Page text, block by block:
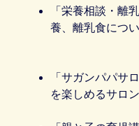
「栄養相談・離
養、離乳食につ
「サガンパパサ
を楽しめるサロン